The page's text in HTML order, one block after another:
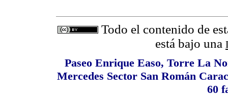
Todo el contenido de
está bajo una
Paseo Enrique Easo, Torre La
Mercedes Sector San Román
60